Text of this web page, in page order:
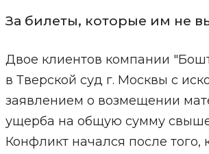
За билеты, которые им не
Двое клиентов компании
в Тверской суд г. Москвы с
заявлением о возмещении
ущерба на общую сумму
Конфликт начался после того,